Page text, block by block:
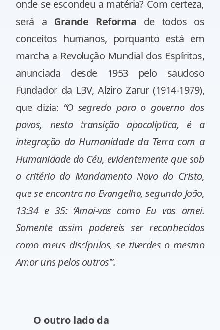
onde se escondeu a matéria? Com certeza,
será a Grande Reforma de todos os
conceitos humanos, porquanto está em
marcha a Revolução Mundial dos Espíritos,
anunciada desde 1953 pelo saudoso
Fundador da LBV,Alziro Zarur (1914-1979),
que dizia: “O segredo para o governo dos
povos, nesta transição apocalíptica, é a
integração da Humanidade da Terra com a
Humanidade do Céu, evidentemente que sob
o critério do Mandamento Novo do Cristo,
que se encontra no Evangelho, segundo João,
13:34 e 35: ‘Amai-vos como Eu vos amei.
Somente assim podereis ser reconhecidos
como meus discípulos, se tiverdes o mesmo
Amor uns pelos outros’”.
O outro lado da